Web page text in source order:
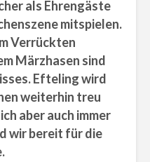
als Ehrengäste
mitspielen.
Verrückten
Märzhasen sind
Efteling wird
weiterhin treu
aber auch immer
wir bereit für die